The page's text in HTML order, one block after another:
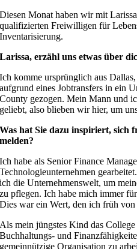
Diesen Monat haben wir mit
qualifizierten Freiwilligen für
Inventarisierung.
Larissa, erzähl uns etwas über
Ich komme ursprünglich aus
aufgrund eines Jobtransfers in ein
County gezogen. Mein Mann und
geliebt, also blieben wir hier, um
Was hat Sie dazu inspiriert, sich
melden?
Ich habe als Senior Finance
Technologieunternehmen
ich die Unternehmenswelt, um
zu pflegen. Ich habe mich immer
Dies war ein Wert, den ich früh
Als mein jüngstes Kind das
Buchhaltungs- und
gemeinnützige Organisation zu